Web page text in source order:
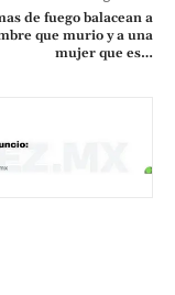
de fuego balacean a
que murio y a una
mujer que es…